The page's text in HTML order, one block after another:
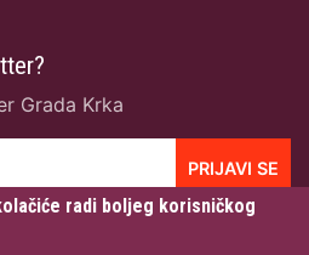
Grada Krka
PRIJAVI SE
radi boljeg korisničkog